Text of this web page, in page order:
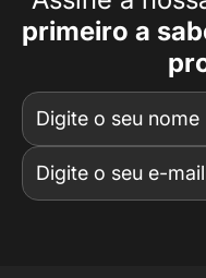
primeiro a